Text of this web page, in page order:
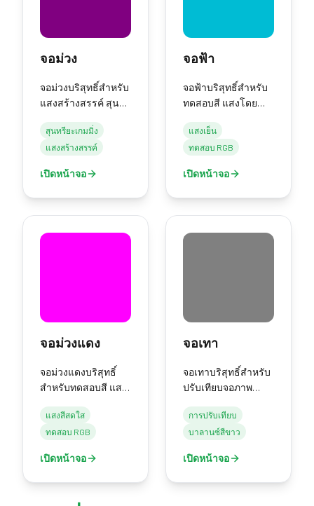
จอม่วง
จอม่วงบริสุทธิ์สำหรับ
แสงสร้างสรรค์ สุนทรี
เอฟเฟกต์บรรยากาศ
สุนทรียะเกมมิ่ง
แสงสร้างสรรค์
เปิดหน้าจอ
จอฟ้า
จอฟ้าบริสุทธิ์สำหรับ
ทดสอบสี แสงโดย
กต์สร้างสรรค์
แสงเย็น
ทดสอบ RGB
เปิดหน้าจอ
จอม่วงแดง
จอม่วงแดงบริสุทธิ์
สำหรับทดสอบสี แสง
สร้างสรรค์
แสงสีสดใส
ทดสอบ RGB
เปิดหน้าจอ
จอเทา
จอเทาบริสุทธิ์สำหรับ
ปรับเทียบจอภาพ
การอ้างอิงที่เป็นกลาง
การปรับเทียบ
บาลานซ์สีขาว
เปิดหน้าจอ